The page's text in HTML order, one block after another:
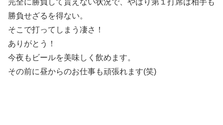
完全に勝負して貰えない状況で、やはり第１打席は相手も
勝負せざるを得ない。
そこで打ってしまう凄さ！
ありがとう！
今夜もビールを美味しく飲めます。
その前に昼からのお仕事も頑張れます(笑)